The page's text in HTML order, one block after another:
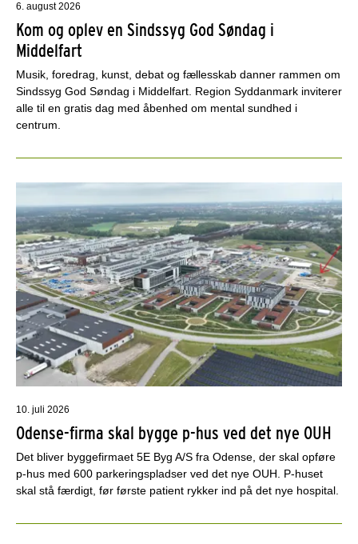
6. august 2026
Kom og oplev en Sindssyg God Søndag i
Middelfart
Musik, foredrag, kunst, debat og fællesskab danner rammen om
Sindssyg God Søndag i Middelfart. Region Syddanmark inviterer
alle til en gratis dag med åbenhed om mental sundhed i
centrum.
10. juli 2026
Odense-firma skal bygge p-hus ved det nye OUH
Det bliver byggefirmaet 5E Byg A/S fra Odense, der skal opføre
p-hus med 600 parkeringspladser ved det nye OUH. P-huset
skal stå færdigt, før første patient rykker ind på det nye hospital.